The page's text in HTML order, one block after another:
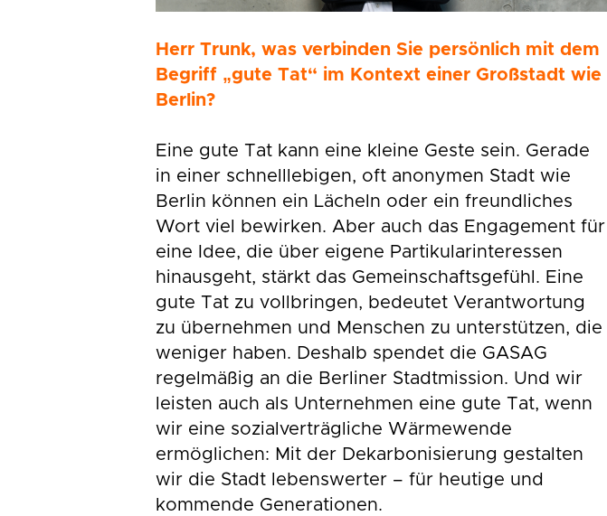
Herr Trunk, was verbinden Sie persönlich mit dem
Begriff „gute Tat“ im Kontext einer Großstadt wie
Berlin?
Eine gute Tat kann eine kleine Geste sein. Gerade
in einer schnelllebigen, oft anonymen Stadt wie
Berlin können ein Lächeln oder ein freundliches
Wort viel bewirken. Aber auch das Engagement für
eine Idee, die über eigene Partikularinteressen
hinausgeht, stärkt das Gemeinschaftsgefühl. Eine
gute Tat zu vollbringen, bedeutet Verantwortung
zu übernehmen und Menschen zu unterstützen, die
weniger haben. Deshalb spendet die GASAG
regelmäßig an die Berliner Stadtmission. Und wir
leisten auch als Unternehmen eine gute Tat, wenn
wir eine sozialverträgliche Wärmewende
ermöglichen: Mit der Dekarbonisierung gestalten
wir die Stadt lebenswerter – für heutige und
kommende Generationen.